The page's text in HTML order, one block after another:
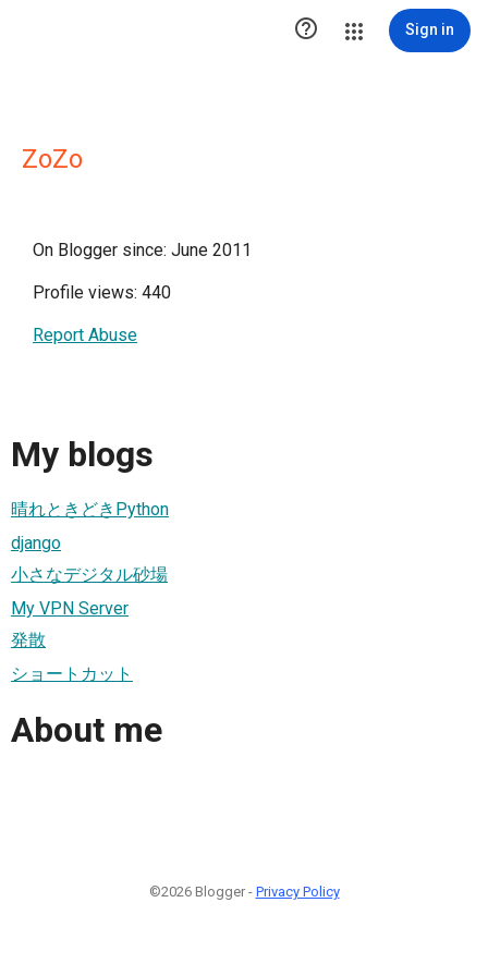
 Sign in
ZoZo
On Blogger since: June 2011
Profile views: 440
Report Abuse
My blogs
晴れときどきPython
django
小さなデジタル砂場
My VPN Server
発散
ショートカット
About me
©2026 Blogger - Privacy Policy